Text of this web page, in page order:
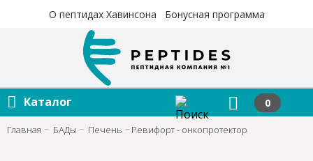
О пептидах Хавинсона Бонусная программа
Каталог 0
Главная БАДы Печень Ревифорт - онкопротектор